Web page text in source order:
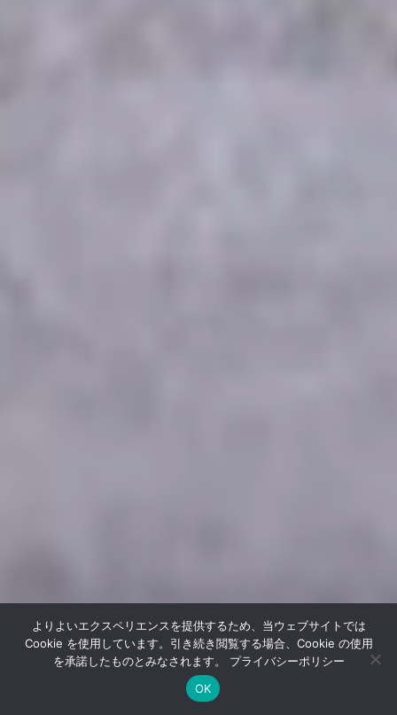
よりよいエクスペリエンスを提供するため、当ウェブサイトでは
Cookie を使用しています。引き続き閲覧する場合、Cookie の使用
を承諾したものとみなされます。 プライバシーポリシー
OK